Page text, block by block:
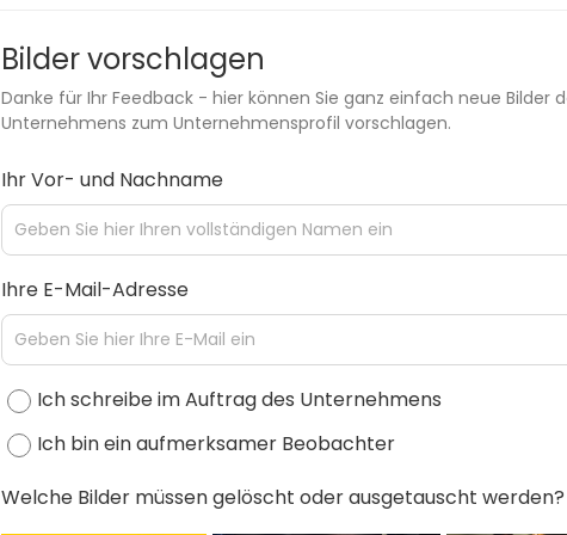
Bilder vorschlagen
Danke für Ihr Feedback - hier können Sie ganz einfach neue Bilder
Unternehmens zum Unternehmensprofil vorschlagen.
Ihr Vor- und Nachname
Ihre E-Mail-Adresse
Ich schreibe im Auftrag des Unternehmens
Ich bin ein aufmerksamer Beobachter
Welche Bilder müssen gelöscht oder ausgetauscht werden?